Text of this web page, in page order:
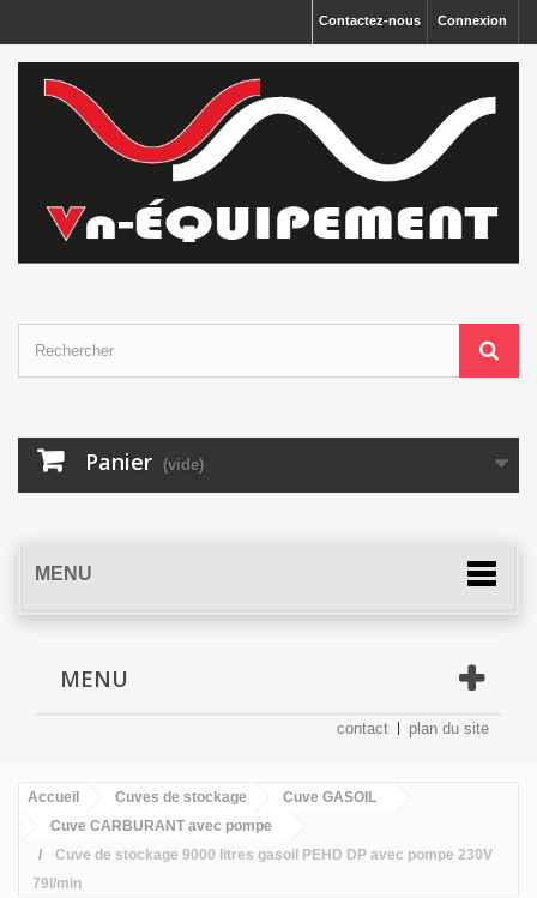
Connexion
Contactez-nous
Panier (vide)
MENU
MENU
contact plan du site
Accueil Cuves de stockage
Cuve GASOIL
Cuve CARBURANT avec pompe
Cuve de stockage 9000 litres gasoil PEHD DP avec pompe 230V
79l/min